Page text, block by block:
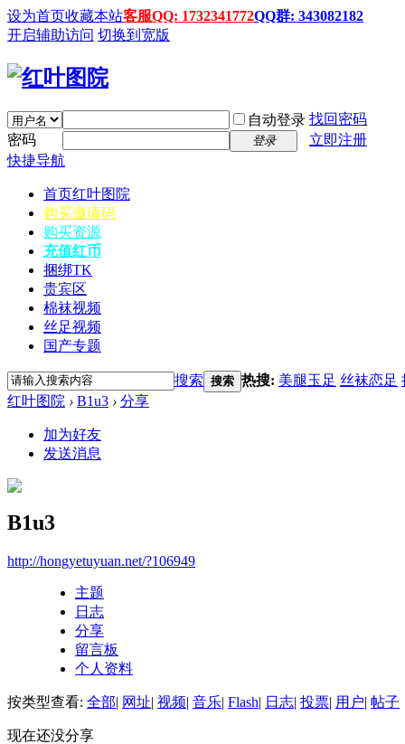
设为首页收藏本站客服QQ: 1732341772QQ群: 343082182
开启辅助访问 切换到宽版
自动登录 找回密码
密码
登录
立即注册
快捷导航
首页红叶图院
购买邀请码
购买资源
充值红币
捆绑TK
贵宾区
棉袜视频
丝足视频
国产专题
搜索 搜索 热搜: 美腿玉足 丝袜恋足
红叶图院 › B1u3 › 分享
加为好友
发送消息
B1u3
http://hongyetuyuan.net/?106949
主题
日志
分享
留言板
个人资料
按类型查看: 全部| 网址| 视频| 音乐| Flash| 日志| 投票| 用户| 帖子
现在还没分享